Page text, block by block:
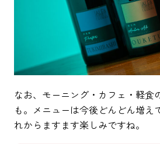
なお、モーニング・カフェ・軽食
も。メニューは今後どんどん増え
れからますます楽しみですね。